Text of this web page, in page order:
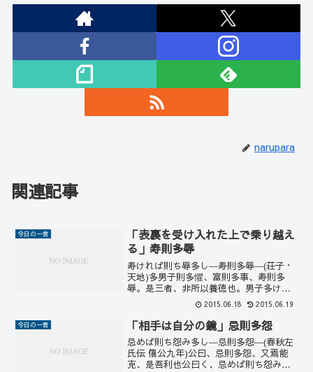
narupara
関連記事
今日の一言
「表裏を受け入れた上で乗り越え
る」寿則多辱
寿ければ則ち辱多し―寿則多辱―(荘子・
天地)多男子則多懼、富則多事、寿則多
辱。是三者、非所以養徳也。男子多けれ
ば則ち懼(おそ)れ多く、富めば則ち事多
く、寿(いのちなが)ければ則ち辱多し。是
の三者は、徳を養う所以ゆえんに非ざる
なり。男の子が多...
2015.06.18 2015.06.19
今日の一言 「相手は自分の鏡」忌則多怨
忌めば則ち怨み多し―忌則多怨―(春秋左
氏伝 僖公九年)公曰、忌則多怨、又焉能
克、是吾利也公曰く、忌めば則ち怨み多